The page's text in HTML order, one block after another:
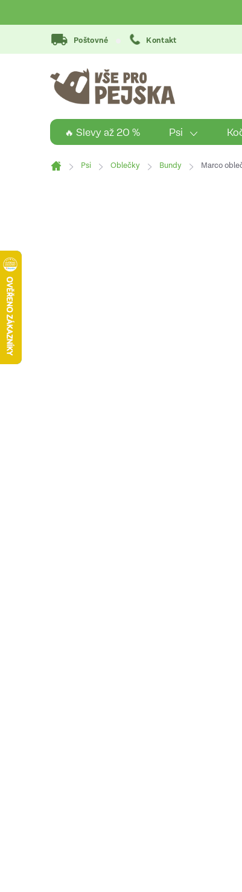
na
Poštovné Kontakt
🔥 Slevy až 20 % Psi
Domů
Psi Oblečky Bundy Marco